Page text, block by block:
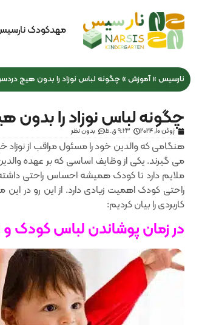
مهدکودک
نارسیس»آموزش»چگونه لباس نوزاد را بدون هیچ
چگونه لباس نوزاد را
ژوئن 10, 2024 9:23 ق.ظ بدون نظر
هنگامی که والدین خود را مسئول مراقب از نوزاد
می گیرند. یکی از وظایف اساسی که بر عهده
ملایم دارد تا کودک همیشه احساس راحتی
راحتی کودک اهمیت زیادی دارد. از این رو در این
کاربردی را بیان کردیم:
در زمان پوشاندن لباس کودک و